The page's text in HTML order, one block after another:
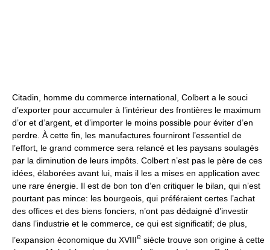
Citadin, homme du commerce international, Colbert a le souci
d’exporter pour accumuler à l’intérieur des frontières le maximum
d’or et d’argent, et d’importer le moins possible pour éviter d’en
perdre. À cette fin, les manufactures fourniront l’essentiel de
l’effort, le grand commerce sera relancé et les paysans soulagés
par la diminution de leurs impôts. Colbert n’est pas le père de ces
idées, élaborées avant lui, mais il les a mises en application avec
une rare énergie. Il est de bon ton d’en critiquer le bilan, qui n’est
pourtant pas mince: les bourgeois, qui préféraient certes l’achat
des offices et des biens fonciers, n’ont pas dédaigné d’investir
dans l’industrie et le commerce, ce qui est significatif; de plus,
l’expansion économique du XVIIIe siècle trouve son origine à cette